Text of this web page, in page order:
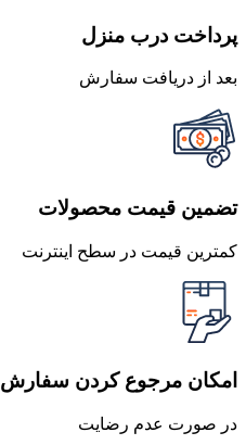
پرداخت درب منزل
بعد از دریافت سفارش
تضمین قیمت محصولات
کمترین قیمت در سطح اینترنت
امکان مرجوع کردن سفارش
در صورت عدم رضایت